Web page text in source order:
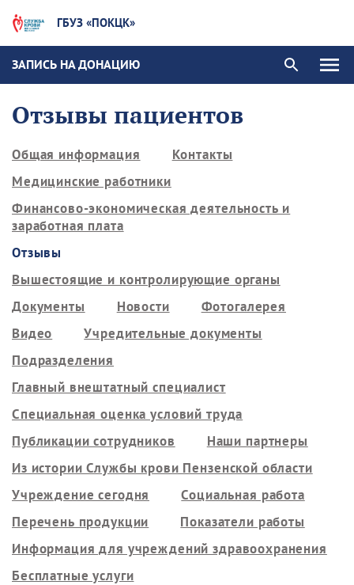
ГБУЗ «ПОКЦК»
ЗАПИСЬ НА ДОНАЦИЮ
Отзывы пациентов
Общая информация
Контакты
Медицинские работники
Финансово-экономическая деятельность и
заработная плата
Отзывы
Вышестоящие и контролирующие органы
Документы
Новости
Фотогалерея
Видео
Учредительные документы
Подразделения
Главный внештатный специалист
Специальная оценка условий труда
Публикации сотрудников
Наши партнеры
Из истории Службы крови Пензенской области
Учреждение сегодня
Социальная работа
Перечень продукции
Показатели работы
Информация для учреждений здравоохранения
Бесплатные услуги